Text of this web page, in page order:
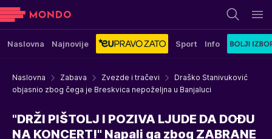
Naslovna Najnovije Sport Info
Naslovna Zabava Zvezde i tračevi
Draško Stanivuković
objasnio zbog čega je Breskvica nepoželjna u Banjaluci
"DRŽI PIŠTOLJ I POZIVA LJUDE DA DOĐU
NA KONCERT!" Napali ga zbog ZABRANE